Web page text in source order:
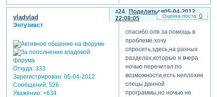
Поделиться
24
05-04-2012
22:08:05
vladvlad
Энтузиаст
Откуда:333
Зарегистрирован: 05-04-2012
Сообщений:526
Уважение: +634
спасибо оля за помощь в
проблеме.хочу
спросить,здесь,на разных
разделах,которые я вчера
ночью перечитал по
возможности,есть неплохие
спецы данной
программы,но ночью не
0